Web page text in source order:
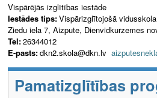
Vispārējās izglītības iestāde
Iestādes tips:Vispārizglītojošā vidusskola
Ziedu iela 7, Aizpute, Dienvidkurzemes
Tel:26344012
E-pasts:dkn2.skola@dkn.lv
Pamatizglītības